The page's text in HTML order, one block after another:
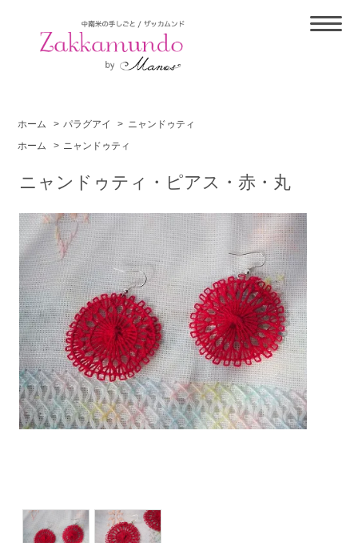
ホーム > パラグアイ > ニャンドゥティ
ホーム
> ニャンドゥティ
ニャンドゥティ・ピアス・赤・丸